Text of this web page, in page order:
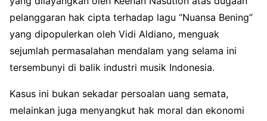
pelanggaran hak cipta terhadap lagu “Nuansa Bening”
yang dipopulerkan oleh Vidi Aldiano, menguak
sejumlah permasalahan mendalam yang selama ini
tersembunyi di balik industri musik Indonesia.
Kasus ini bukan sekadar persoalan uang semata,
melainkan juga menyangkut hak moral dan ekonomi